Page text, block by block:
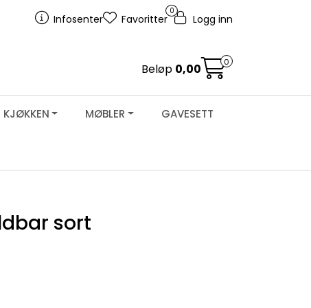
Infosenter
0
Favoritter Logg inn
Beløp 0,00 0
KJØKKEN MØBLER GAVESETT
sort